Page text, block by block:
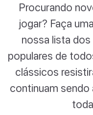
Procurando
jogar? Faça
nossa lista
populares de
clássicos
continuam